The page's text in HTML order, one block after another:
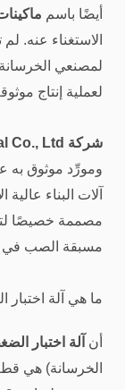
أيضًا باسم
الاستغناء عنه.
لمصنعي
لعملية إنتاج
شركة Henan Kelai Industrial Co., Ltd.
ومورِّد موثوق به
آلات البناء عالية
مصممة خصيصًا
مسبقة الصب في
ما هي آلة اختبار
أن آلة اختبار
الخرسانة) هي